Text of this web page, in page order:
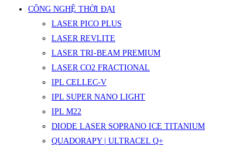
CÔNG NGHỆ THỜI ĐẠI
LASER PICO PLUS
LASER REVLITE
LASER TRI-BEAM PREMIUM
LASER CO2 FRACTIONAL
IPL CELLEC-V
IPL SUPER NANO LIGHT
IPL M22
DIODE LASER SOPRANO ICE TITANIUM
QUADORAPY | ULTRACEL Q+